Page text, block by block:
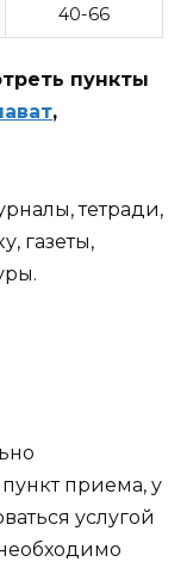
40-66
пункты
,
тетради,
газеты,
приема, у
услугой